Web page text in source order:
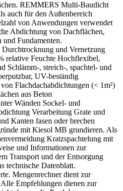
REMMERS Multi-Baudicht
auch für den Außenbereich
von Anwendungen verwendet
Abdichtung von Dachflächen,
und Fundamenten.
und Vernetzung
relative Feuchte Hochflexibel,
Schlämm-, streich-, spachtel- und
UV-beständig
Flachdachabdichtungen (< 1m²)
aus Beton
Wänden Sockel- und
Verarbeitung Grate und
Kanten fasen oder brechen
mit Kiesol MB grundieren. Als
Kratzspachtelung mit
und Informationen zur
Transport und der Entsorgung
technische Datenblatt.
Mengenrechner dient zur
Empfehlungen dienen zur